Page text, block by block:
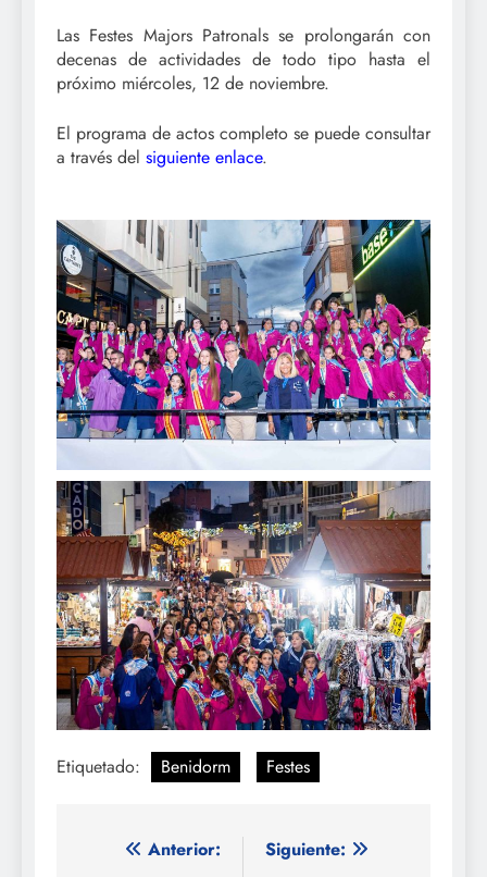
Las Festes Majors Patronals se prolongarán con
decenas de actividades de todo tipo hasta el
próximo miércoles, 12 de noviembre.
El programa de actos completo se puede consultar
a través del siguiente enlace.
Etiquetado: Benidorm Festes
Navegación
Anterior: Siguiente: